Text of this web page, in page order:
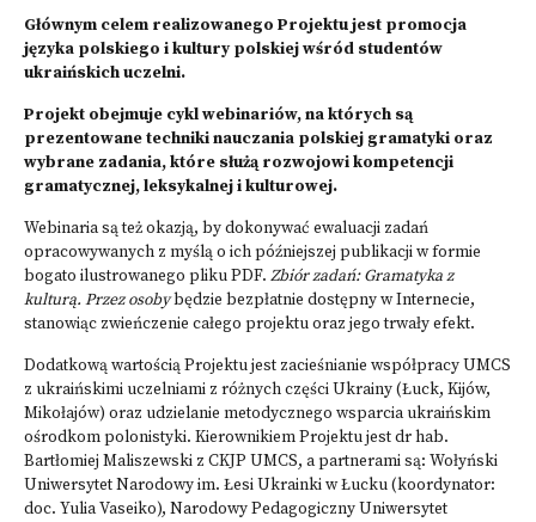
Głównym celem realizowanego Projektu jest promocja
języka polskiego i kultury polskiej wśród studentów
ukraińskich uczelni.
Projekt obejmuje cykl webinariów, na których są
prezentowane techniki nauczania polskiej gramatyki oraz
wybrane zadania, które służą rozwojowi kompetencji
gramatycznej, leksykalnej i kulturowej.
Webinaria są też okazją, by dokonywać ewaluacji zadań
opracowywanych z myślą o ich późniejszej publikacji w formie
bogato ilustrowanego pliku PDF. Zbiór zadań: Gramatyka z
kulturą. Przez osobybędzie bezpłatnie dostępny w Internecie,
stanowiąc zwieńczenie całego projektu oraz jego trwały efekt.
Dodatkową wartością Projektu jest zacieśnianie współpracy UMCS
z ukraińskimi uczelniami z różnych części Ukrainy (Łuck, Kijów,
Mikołajów) oraz udzielanie metodycznego wsparcia ukraińskim
ośrodkom polonistyki. Kierownikiem Projektu jest dr hab.
Bartłomiej Maliszewski z CKJP UMCS, a partnerami są: Wołyński
Uniwersytet Narodowy im. Łesi Ukrainki w Łucku (koordynator:
doc. Yulia Vaseiko), Narodowy Pedagogiczny Uniwersytet